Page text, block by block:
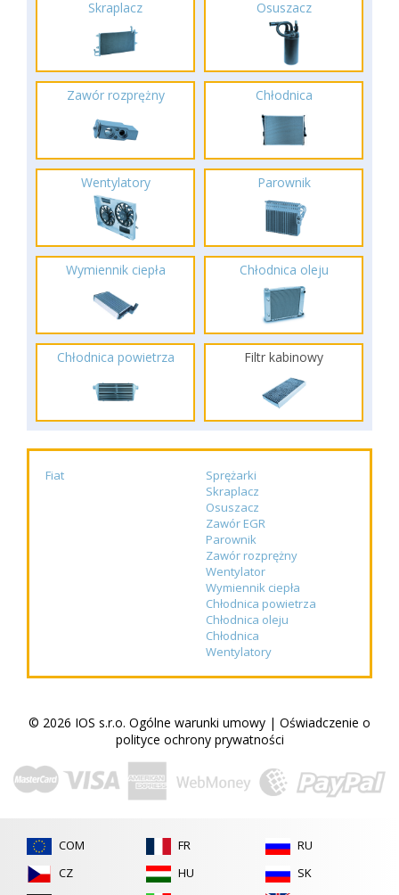
Skraplacz Osuszacz
Zawór rozprężny Chłodnica
Wentylatory Parownik
Wymiennik ciepła Chłodnica oleju
Chłodnica powietrza Filtr kabinowy
Fiat
Sprężarki
Skraplacz
Osuszacz
Zawór EGR
Parownik
Zawór rozprężny
Wentylator
Wymiennik ciepła
Chłodnica powietrza
Chłodnica oleju
Chłodnica
Wentylatory
© 2026 IOS s.r.o. Ogólne warunki umowy | Oświadczenie o
polityce ochrony prywatności
COM
CZ
FR
HU
RU
SK